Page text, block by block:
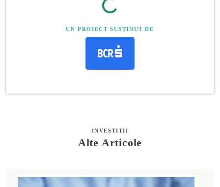
UN PROIECT SUSȚINUT DE
INVESTITII
Alte Articole